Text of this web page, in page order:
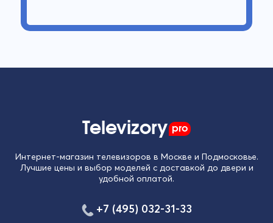
Televizory pro
Интернет-магазин телевизоров в Москве и Подмосковье.
Лучшие цены и выбор моделей с доставкой до двери и
удобной оплатой.
+7 (495) 032-31-33